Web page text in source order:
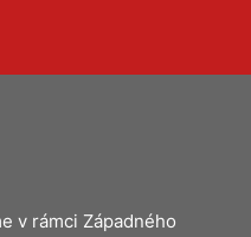
v rámci Západného